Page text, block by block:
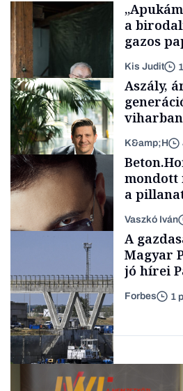
Családi
vállalkozások
a
gazos
lett az
Kis Judit
TÁMOGATÓI
Aszály,
K&amp;H
Forbes-sztori
mondott
a
a
Vaszkó Iván
A
Magyar
jó hírei
Forbes 1